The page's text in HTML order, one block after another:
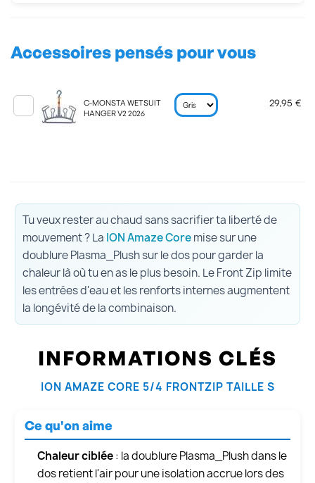
Accessoires pensés pour vous
C-MONSTA WETSUIT
HANGER V2 2026
29,95 €
Tu veux rester au chaud sans sacrifier ta liberté de
mouvement ? La ION Amaze Coremise sur une
doublure Plasma_Plush sur le dos pour garder la
chaleur là où tu en as le plus besoin. Le Front Zip limite
les entrées d'eau et les renforts internes augmentent
la longévité de la combinaison.
INFORMATIONS CLÉS
ION AMAZE CORE 5/4 FRONTZIP TAILLE S
Ce qu'on aime
Chaleur ciblée: la doublure Plasma_Plush dans le
dos retient l'air pour une isolation accrue lors des